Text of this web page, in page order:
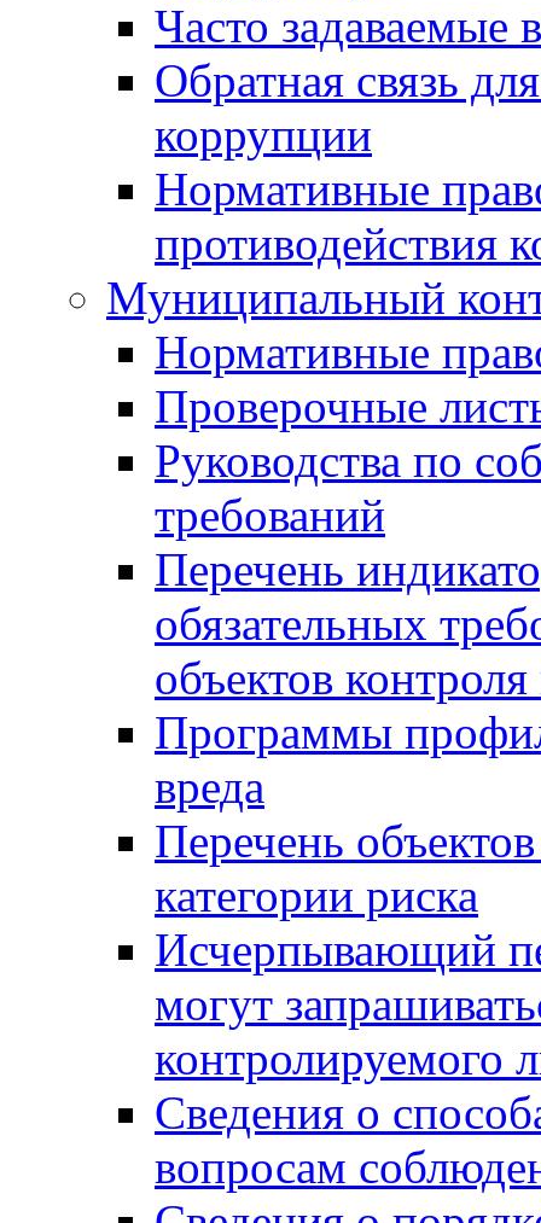
Часто задаваемые
Обратная связь
коррупции
Нормативные
противодействия
Муниципальный
Нормативные
Проверочные
Руководства по
требований
Перечень
обязательных
объектов
Программы
вреда
Перечень
категории риска
Исчерпывающий
могут
контролируемого
Сведения о
вопросам